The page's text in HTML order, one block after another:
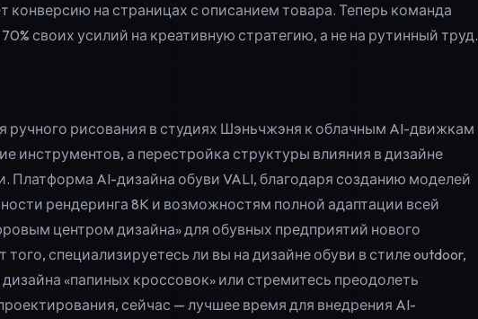
конверсию на страницах с описанием товара. Теперь команда
своих усилий на креативную стратегию, а не на рутинный труд.
ручного рисования в студиях Шэньчжэня к облачным AI-движкам
инструментов, а перестройка структуры влияния в дизайне
Платформа AI-дизайна обуви VALI, благодаря созданию моделей
рендеринга 8K и возможностям полной адаптации всей
центром дизайна» для обувных предприятий нового
специализируетесь ли вы на дизайне обуви в стиле outdoor,
«папиных кроссовок» или стремитесь преодолеть
сейчас — лучшее время для внедрения AI-